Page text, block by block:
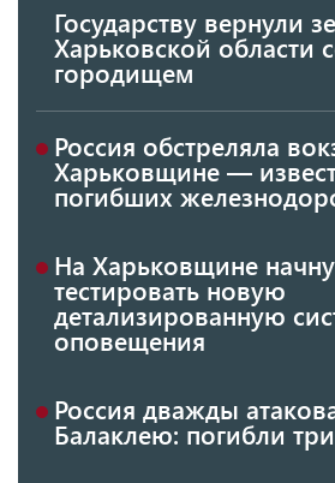
Государству вернули
Харьковской области
городищем
Россия обстреляла
Харьковщине —
погибших
На Харьковщине
тестировать новую
детализированную
оповещения
Россия дважды
Балаклею: погибли